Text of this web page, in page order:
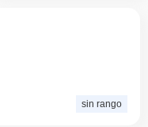
sin rango